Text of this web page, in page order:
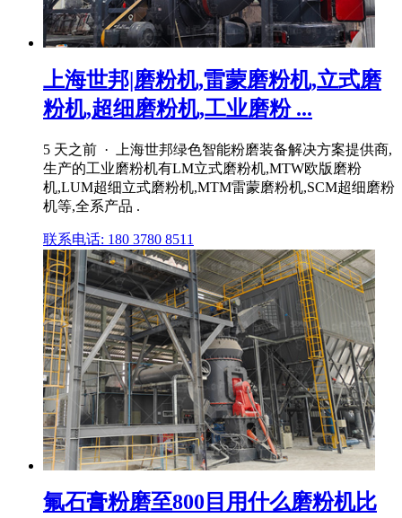
上海世邦|磨粉机,雷蒙磨粉机,立式磨
粉机,超细磨粉机,工业磨粉 ...
5 天之前 · 上海世邦绿色智能粉磨装备解决方案提供商,
生产的工业磨粉机有LM立式磨粉机,MTW欧版磨粉
机,LUM超细立式磨粉机,MTM雷蒙磨粉机,SCM超细磨粉
机等,全系产品 .
联系电话: 180 3780 8511
氟石膏粉磨至800目用什么磨粉机比